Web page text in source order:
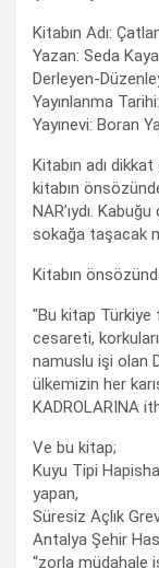
Kitabın Adı:
Yazan: Seda Kaya
Derleyen-
Yayınlanma
Yayınevi: Boran
Kitabın adı
kitabın
NAR’ıydı.
sokağa taşacak
Kitabın
"Bu kitap Türkiye
cesareti,
namuslu işi olan
ülkemizin her
KADROLARINA
Ve bu kitap;
Kuyu Tipi
yapan,
Süresiz Açlık
Antalya Şehir
“zorla müdahale